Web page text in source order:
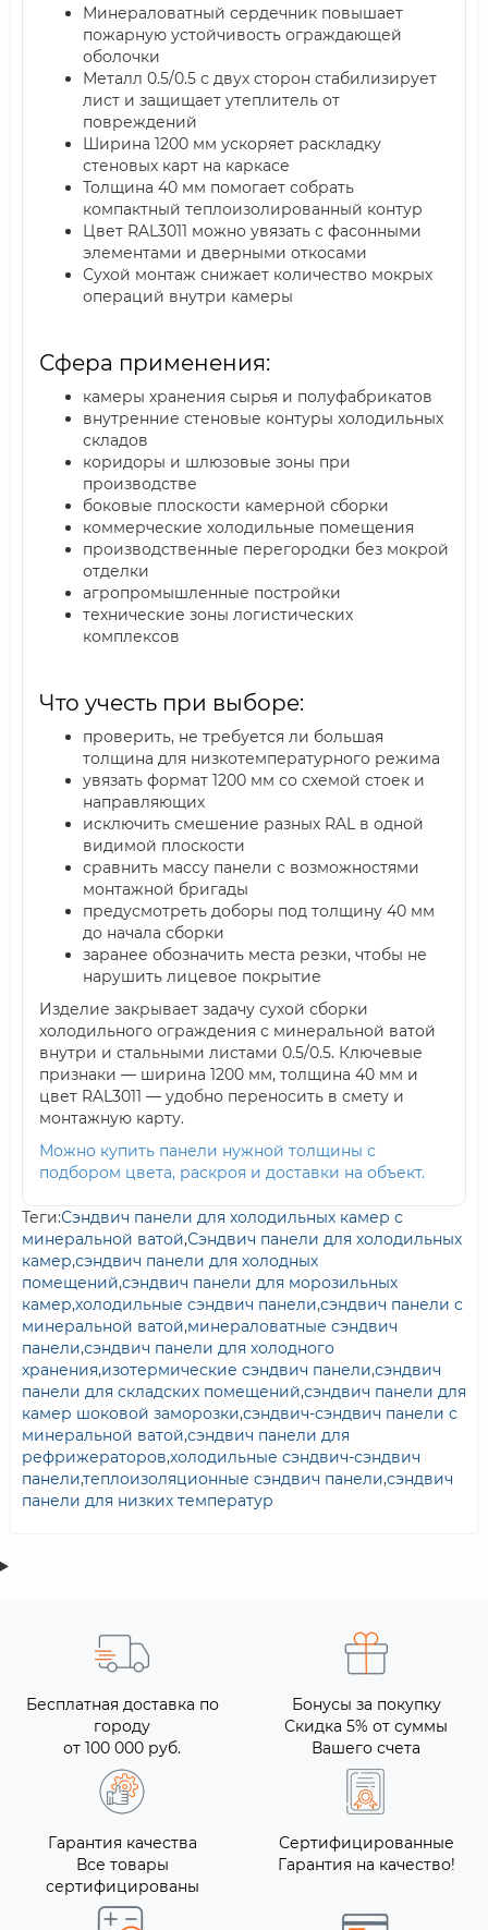
Минераловатный сердечник повышает
пожарную устойчивость ограждающей
оболочки
Металл 0.5/0.5 с двух сторон стабилизирует
лист и защищает утеплитель от
повреждений
Ширина 1200 мм ускоряет раскладку
стеновых карт на каркасе
Толщина 40 мм помогает собрать
компактный теплоизолированный контур
Цвет RAL3011 можно увязать с фасонными
элементами и дверными откосами
Сухой монтаж снижает количество мокрых
операций внутри камеры
Сфера применения:
камеры хранения сырья и полуфабрикатов
внутренние стеновые контуры холодильных
складов
коридоры и шлюзовые зоны при
производстве
боковые плоскости камерной сборки
коммерческие холодильные помещения
производственные перегородки без мокрой
отделки
агропромышленные постройки
технические зоны логистических
комплексов
Что учесть при выборе:
проверить, не требуется ли большая
толщина для низкотемпературного режима
увязать формат 1200 мм со схемой стоек и
направляющих
исключить смешение разных RAL в одной
видимой плоскости
сравнить массу панели с возможностями
монтажной бригады
предусмотреть доборы под толщину 40 мм
до начала сборки
заранее обозначить места резки, чтобы не
нарушить лицевое покрытие
Изделие закрывает задачу сухой сборки
холодильного ограждения с минеральной ватой
внутри и стальными листами 0.5/0.5. Ключевые
признаки — ширина 1200 мм, толщина 40 мм и
цвет RAL3011 — удобно переносить в смету и
монтажную карту.
Можно купить панели нужной толщины с
подбором цвета, раскроя и доставки на объект.
Теги:Сэндвич панели для холодильных камер с
минеральной ватой,Сэндвич панели для холодильных
камер,сэндвич панели для холодных
помещений,сэндвич панели для морозильных
камер,холодильные сэндвич панели,сэндвич панели с
минеральной ватой,минераловатные сэндвич
панели,сэндвич панели для холодного
хранения,изотермические сэндвич панели,сэндвич
панели для складских помещений,сэндвич панели для
камер шоковой заморозки,сэндвич-сэндвич панели с
минеральной ватой,сэндвич панели для
рефрижераторов,холодильные сэндвич-сэндвич
панели,теплоизоляционные сэндвич панели,сэндвич
панели для низких температур
Бесплатная доставка по
городу
от 100 000 руб.
Бонусы за покупку
Скидка 5% от суммы
Вашего счета
Гарантия качества
Все товары
сертифицированы
Сертифицированные
Гарантия на качество!